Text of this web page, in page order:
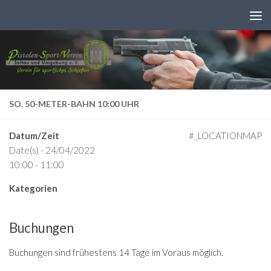
SO. 50-METER-BAHN 10:00 UHR
#_LOCATIONMAP
Datum/Zeit
Date(s) - 24/04/2022
10:00 - 11:00
Kategorien
Buchungen
Buchungen sind frühestens 14 Tage im Voraus möglich.